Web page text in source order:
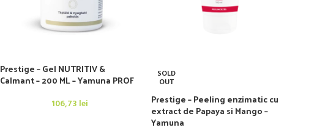
Prestige – Gel NUTRITIV &
Calmant – 200 ML – Yamuna PROF
106,73 lei
SOLD
OUT
Prestige – Peeling enzimatic cu
extract de Papaya si Mango –
Yamuna